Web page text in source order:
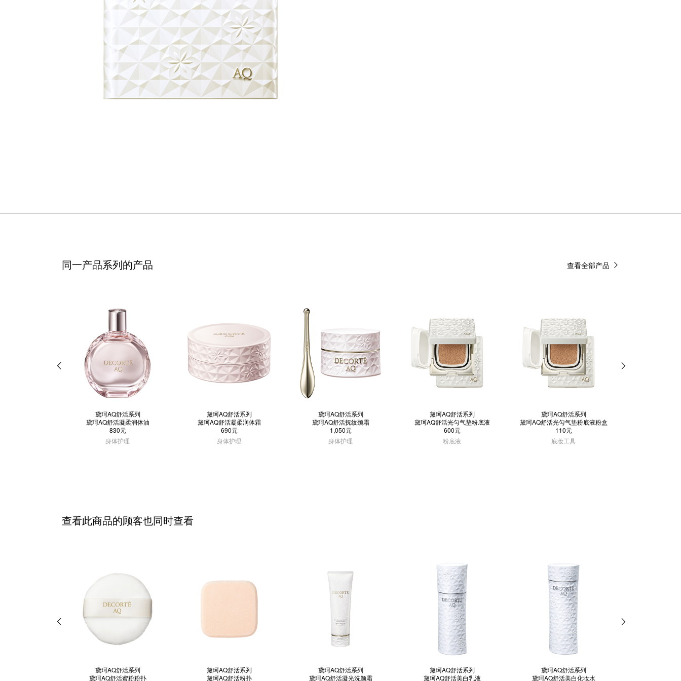
同一产品系列的产品
黛珂AQ舒活系列
黛珂AQ舒活凝柔润体油
830元
身体护理
黛珂AQ舒活系列
黛珂AQ舒活凝柔润体霜
690元
身体护理
黛珂AQ舒活系列
黛珂AQ舒活抚纹颈霜
1,050元
身体护理
黛珂AQ舒活系列
黛珂AQ舒活光匀气垫粉底液
600元
粉底液
黛珂AQ舒活系列
黛珂AQ舒活光匀气垫粉底液粉盒
110元
底妆工具
查看全部产品
查看此商品的顾客也同时查看
黛珂AQ舒活系列
黛珂AQ舒活蜜粉粉扑
黛珂AQ舒活系列
黛珂AQ舒活粉扑
黛珂AQ舒活系列
黛珂AQ舒活凝光洗颜霜
黛珂AQ舒活系列
黛珂AQ舒活美白乳液
黛珂AQ舒活系列
黛珂AQ舒活美白化妆水